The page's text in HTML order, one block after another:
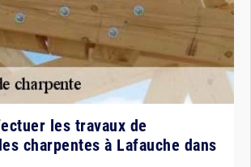
les travaux de
charpentes à Lafauche dans